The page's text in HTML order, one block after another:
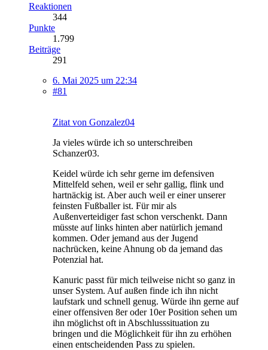
Reaktionen
344
Punkte
1.799
Beiträge
291
6. Mai 2025 um 22:34
#81
Zitat von Gonzalez04
Ja vieles würde ich so unterschreiben
Schanzer03.
Keidel würde ich sehr gerne im defensiven
Mittelfeld sehen, weil er sehr gallig, flink und
hartnäckig ist. Aber auch weil er einer unserer
feinsten Fußballer ist. Für mir als
Außenverteidiger fast schon verschenkt. Dann
müsste auf links hinten aber natürlich jemand
kommen. Oder jemand aus der Jugend
nachrücken, keine Ahnung ob da jemand das
Potenzial hat.
Kanuric passt für mich teilweise nicht so ganz in
unser System. Auf außen finde ich ihn nicht
laufstark und schnell genug. Würde ihn gerne auf
einer offensiven 8er oder 10er Position sehen um
ihn möglichst oft in Abschlusssituation zu
bringen und die Möglichkeit für ihn zu erhöhen
einen entscheidenden Pass zu spielen.